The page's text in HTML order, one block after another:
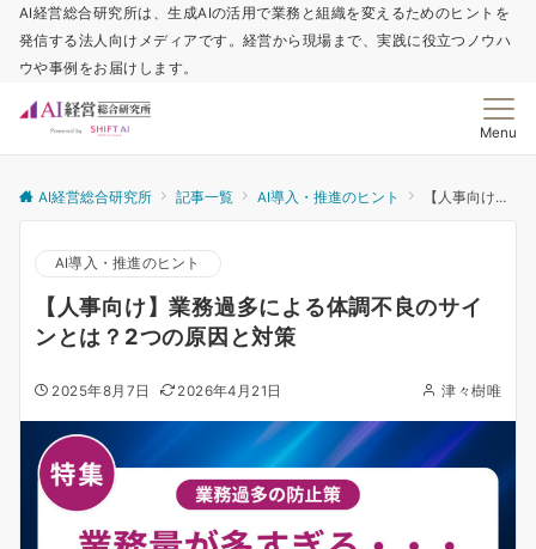
AI経営総合研究所は、生成AIの活用で業務と組織を変えるためのヒントを
発信する法人向けメディアです。経営から現場まで、実践に役立つノウハ
ウや事例をお届けします。
Menu
AI経営総合研究所 記事一覧 AI導入・推進のヒント 【人事向け】業務過多による体調不良のサインとは？2つの原因と対策
AI導入・推進のヒント
【人事向け】業務過多による体調不良のサイ
ンとは？2つの原因と対策
2025年8月7日 2026年4月21日 津々樹唯